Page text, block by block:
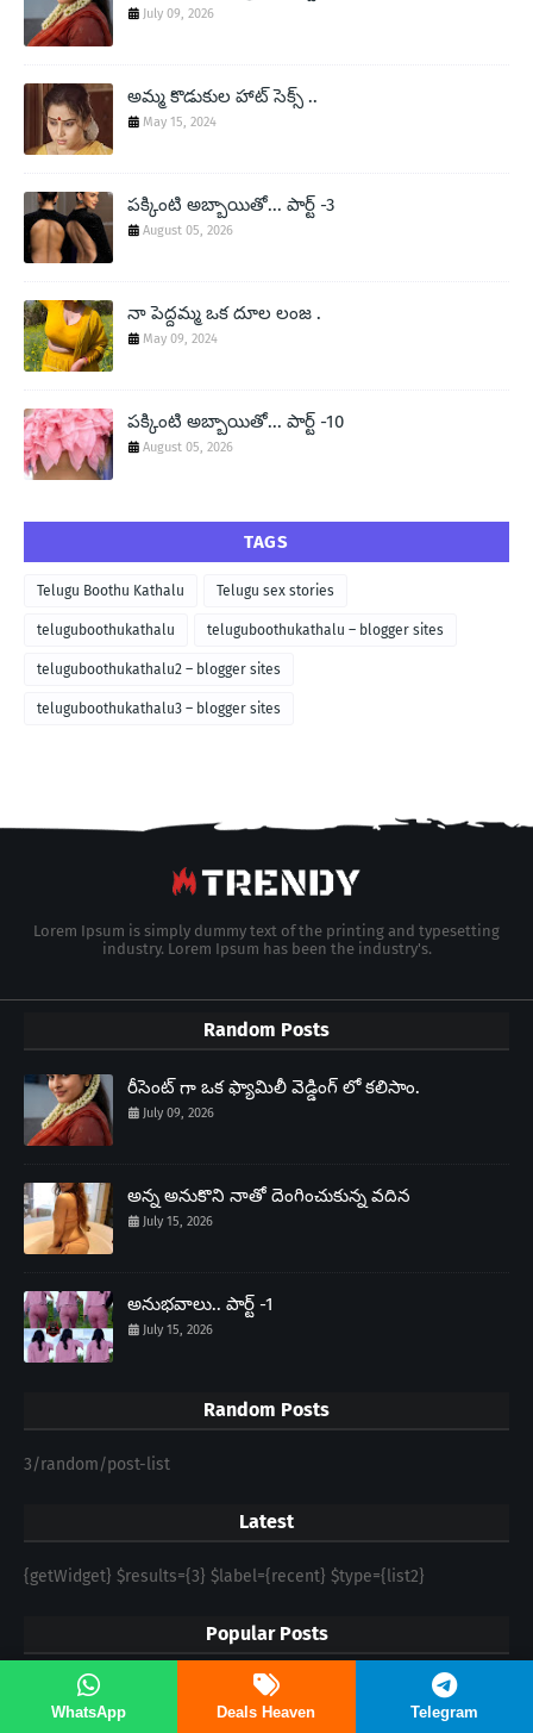
July 09, 2026
అమ్మ కొడుకుల హాట్ సెక్స్ ..
May 15, 2024
పక్కింటి అబ్బాయితో... పార్ట్ -3
August 05, 2026
నా పెద్దమ్మ ఒక దూల లంజ .
May 09, 2024
పక్కింటి అబ్బాయితో... పార్ట్ -10
August 05, 2026
TAGS
Telugu Boothu Kathalu Telugu sex stories
teluguboothukathalu teluguboothukathalu – blogger sites
teluguboothukathalu2 – blogger sites
teluguboothukathalu3 – blogger sites
Lorem Ipsum is simply dummy text of the printing and typesetting
industry. Lorem Ipsum has been the industry's.
Random Posts
రీసెంట్ గా ఒక ఫ్యామిలీ వెడ్డింగ్ లో కలిసాం.
July 09, 2026
అన్న అనుకొని నాతో దెంగించుకున్న వదిన
July 15, 2026
అనుభవాలు.. పార్ట్ -1
July 15, 2026
Random Posts
3/random/post-list
Latest
{getWidget} $results={3} $label={recent} $type={list2}
Popular Posts
వితంతువుగా ఉన్న నా అమ్మ నీ దెంగా..
WhatsApp Deals Heaven Telegram